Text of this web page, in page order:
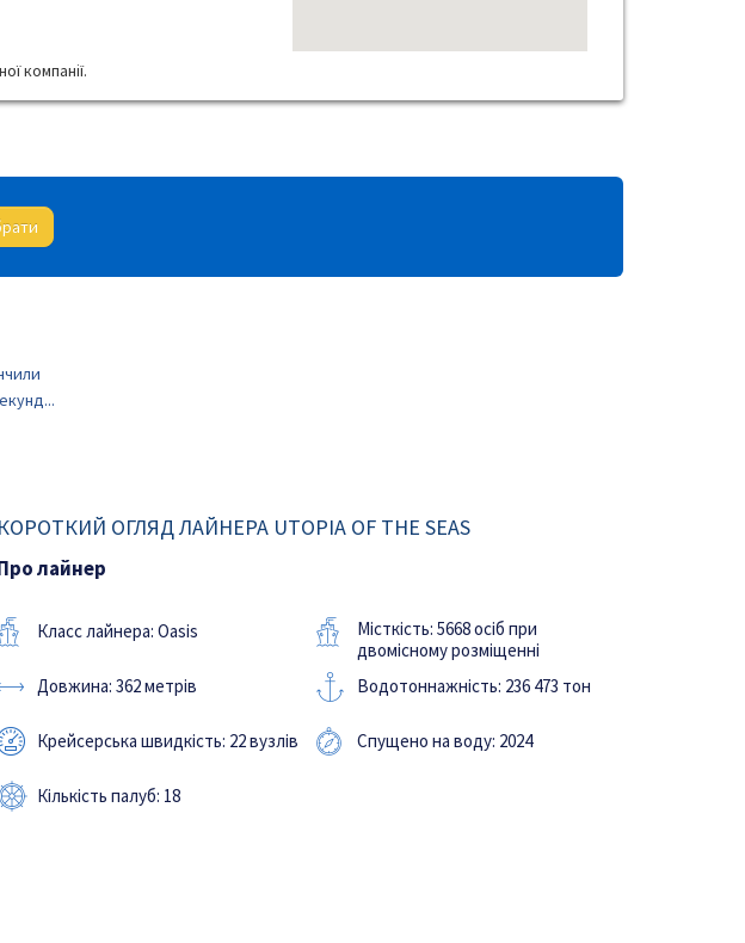
компанії.
КОРОТКИЙ ОГЛЯД ЛАЙНЕРА UTOPIA OF THE SEAS
лайнер
Класс лайнера: Oasis
Місткість: 5668 осіб при
двомісному розміщенні
Довжина: 362 метрів
Водотоннажність: 236 473 тон
Крейсерська швидкість: 22 вузлів Спущено на воду: 2024
Кількість палуб: 18